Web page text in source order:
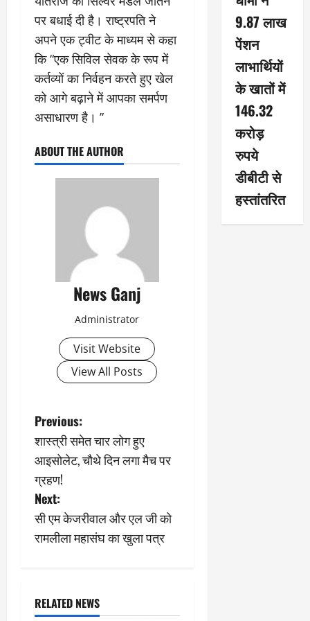
पर बधाई दी है। राष्ट्रपति ने
अपने एक ट्वीट के माध्यम से कहा
कि “एक सिविल सेवक के रूप में
कर्तव्यों का निर्वहन करते हुए खेल
को आगे बढ़ाने में आपका समर्पण
असाधारण है। ”
ABOUT THE AUTHOR
News Ganj
Administrator
Visit Website
View All Posts
P
o
s
t
n
v
Previous:
शास्त्री समेत चार लोग हुए
आइसोलेट, चौथे दिन लगा मैच पर
ग्रहण!
Next:
सी एम केजरीवाल और एल जी को
रामलीला महासंघ का खुला पत्र
RELATED NEWS
9.87 लाख
पेंशन
लाभार्थियों
के खातों में
146.32
करोड़
रुपये
डीबीटी से
हस्तांतरित